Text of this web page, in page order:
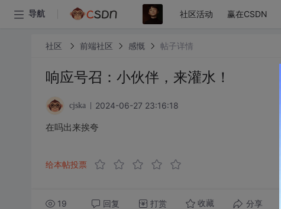
导航 社区活动 赢在CSDN
社区 前端社区 感慨 帖子详情
响应号召：小伙伴，来灌水！
cjska 2024-06-27 23:16:18
在吗出来挨夸
给本帖投票
19 回复 打赏 收藏 分享